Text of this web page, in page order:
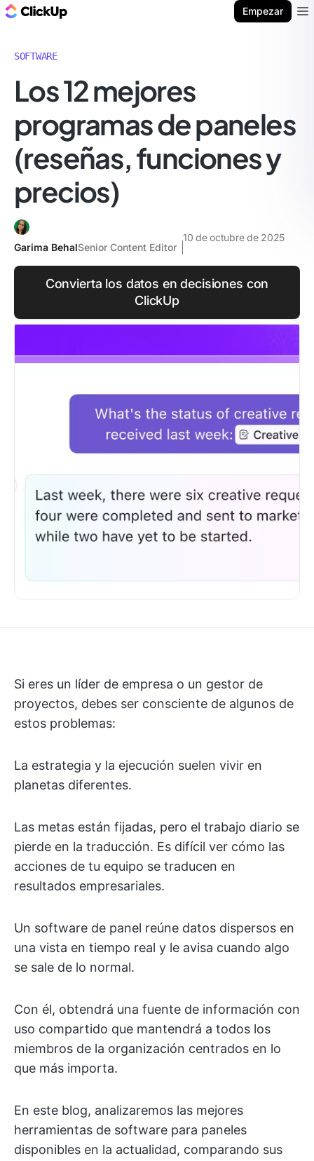
Empezar
SOFTWARE
Los 12 mejores
programas de paneles
(reseñas, funciones y
precios)
Garima BehalSenior Content Editor
10 de octubre de 2025
Convierta los datos en decisiones con
ClickUp
Si eres un líder de empresa o un gestor de
proyectos, debes ser consciente de algunos de
estos problemas:
La estrategia y la ejecución suelen vivir en
planetas diferentes.
Las metas están fijadas, pero el trabajo diario se
pierde en la traducción. Es difícil ver cómo las
acciones de tu equipo se traducen en
resultados empresariales.
Un software de panel reúne datos dispersos en
una vista en tiempo real y le avisa cuando algo
se sale de lo normal.
Con él, obtendrá una fuente de información con
uso compartido que mantendrá a todos los
miembros de la organización centrados en lo
que más importa.
En este blog, analizaremos las mejores
herramientas de software para paneles
disponibles en la actualidad, comparando sus